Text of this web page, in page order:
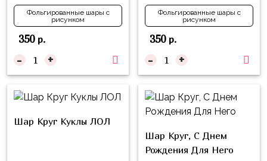
Фольгированные шары с
рисунком
350р.
- +
Фольгированные шары с
рисунком
350р.
- +
Шар Круг Куклы ЛОЛ
Шар Круг, С Днем
Рождения Для Него
Цифры
Шары
с
Большие
шары
фигуры
Буба
Лунтик
Чебурашка
Черепашки-
ниндзя
Фиксики